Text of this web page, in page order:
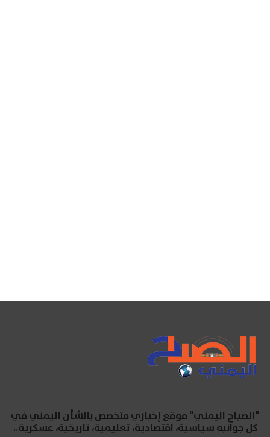
"الصباح اليمني" موقع إخباري متخصص بالشأن اليمني في
كل جوانبه سياسية، اقتصادية، تعليمية، تاريخية، عسكرية..